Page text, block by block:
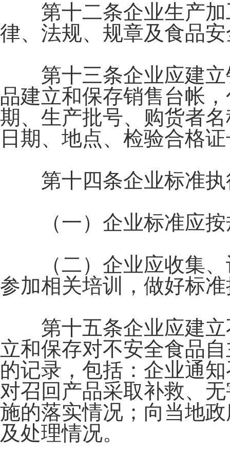
第十二条企业生产加
律、法规、规章及食品
第十三条企业应建立
品建立和保存销售台帐
期、生产批号、购货者
日期、地点、检验合格
第十四条企业标准执
（一）企业标准应按
（二）企业应收集、
参加相关培训，做好标
第十五条企业应建立
立和保存对不安全食品
的记录，包括：企业通
对召回产品采取补救、
施的落实情况；向当地
及处理情况。